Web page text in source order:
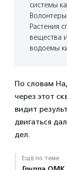
системы
Растения
вещества
водоемы
По словам
через этот
видит
двигаться
дел.
Ещё по теме